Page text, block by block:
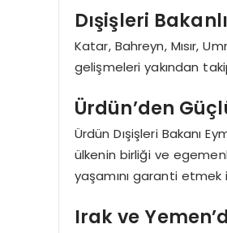
Dışişleri
Katar, Bahreyn, Mısır,
gelişmeleri yakından
Ürdün’den
Ürdün Dışişleri Bakanı
ülkenin birliği ve
yaşamını garanti
Irak ve